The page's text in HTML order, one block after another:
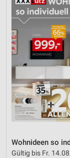
Gültig bis Fr. 14.08.